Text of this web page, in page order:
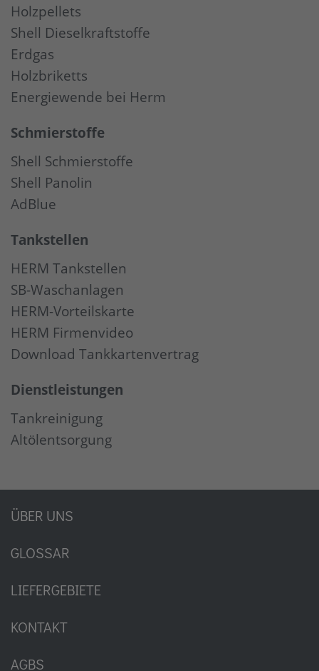
Holzpellets
Shell Dieselkraftstoffe
Erdgas
Holzbriketts
Energiewende bei Herm
Schmierstoffe
Shell Schmierstoffe
Shell Panolin
AdBlue
Tankstellen
HERM Tankstellen
SB-Waschanlagen
HERM-Vorteilskarte
HERM Firmenvideo
Download Tankkartenvertrag
Dienstleistungen
Tankreinigung
Altölentsorgung
ÜBER UNS
GLOSSAR
LIEFERGEBIETE
KONTAKT
AGBS